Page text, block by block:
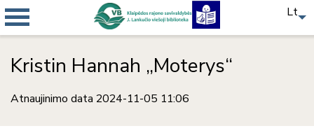
Kristin Hannah „Moterys“
Atnaujinimo data 2024-11-05 11:06
Lt